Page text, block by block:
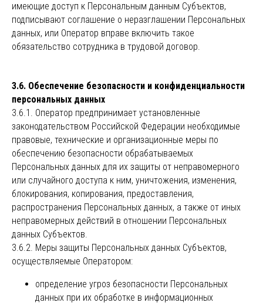
имеющие доступ к Персональным данным Субъектов,
подписывают соглашение о неразглашении Персональных
данных, или Оператор вправе включить такое
обязательство сотрудника в трудовой договор.
3.6. Обеспечение безопасности и конфиденциальности
персональных данных
3.6.1. Оператор предпринимает установленные
законодательством Российской Федерации необходимые
правовые, технические и организационные меры по
обеспечению безопасности обрабатываемых
Персональных данных для их защиты от неправомерного
или случайного доступа к ним, уничтожения, изменения,
блокирования, копирования, предоставления,
распространения Персональных данных, а также от иных
неправомерных действий в отношении Персональных
данных Субъектов.
3.6.2. Меры защиты Персональных данных Субъектов,
осуществляемые Оператором:
определение угроз безопасности Персональных
данных при их обработке в информационных